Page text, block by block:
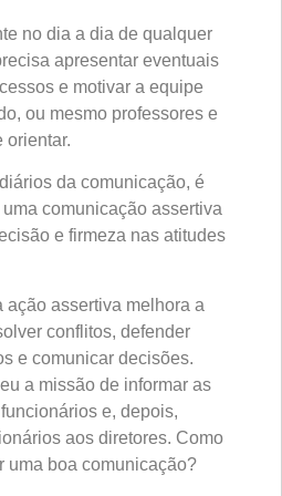
no dia a dia de qualquer
apresentar eventuais
e motivar a equipe
ou mesmo professores e
orientar.
da comunicação, é
comunicação assertiva
e firmeza nas atitudes
ação assertiva melhora a
conflitos, defender
e comunicar decisões.
a missão de informar as
e, depois,
aos diretores. Como
uma boa comunicação?